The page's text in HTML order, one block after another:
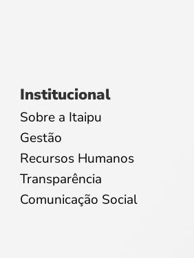
Institucional
Sobre a Itaipu
Gestão
Recursos Humanos
Transparência
Comunicação Social